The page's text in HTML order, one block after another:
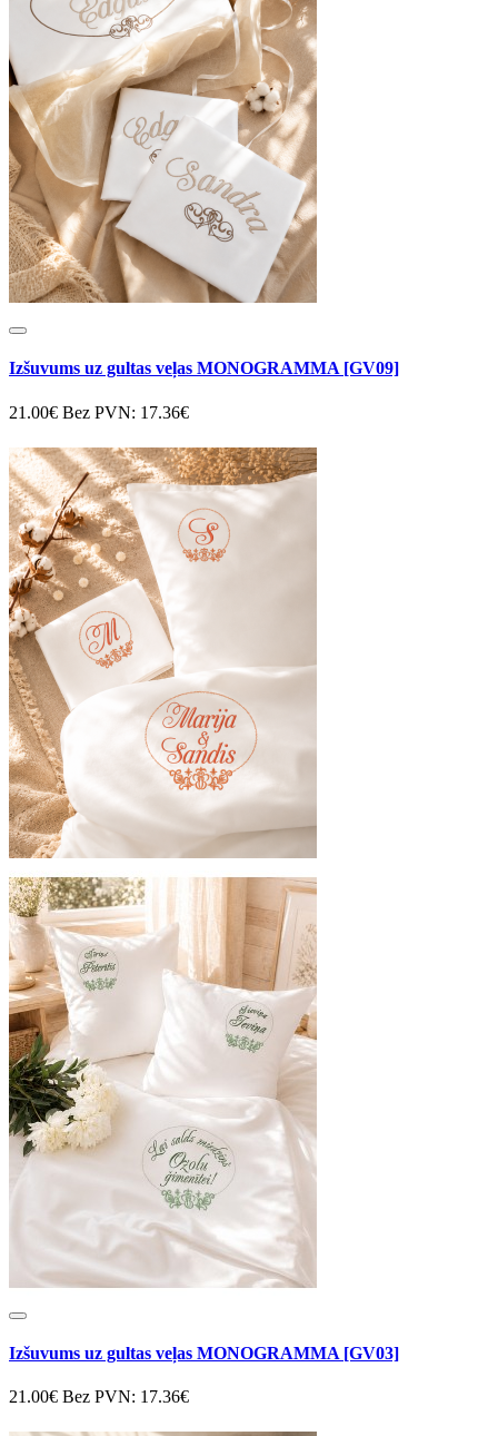
Izšuvums uz gultas veļas MONOGRAMMA [GV09]
21.00€ Bez PVN: 17.36€
Izšuvums uz gultas veļas MONOGRAMMA [GV03]
21.00€ Bez PVN: 17.36€